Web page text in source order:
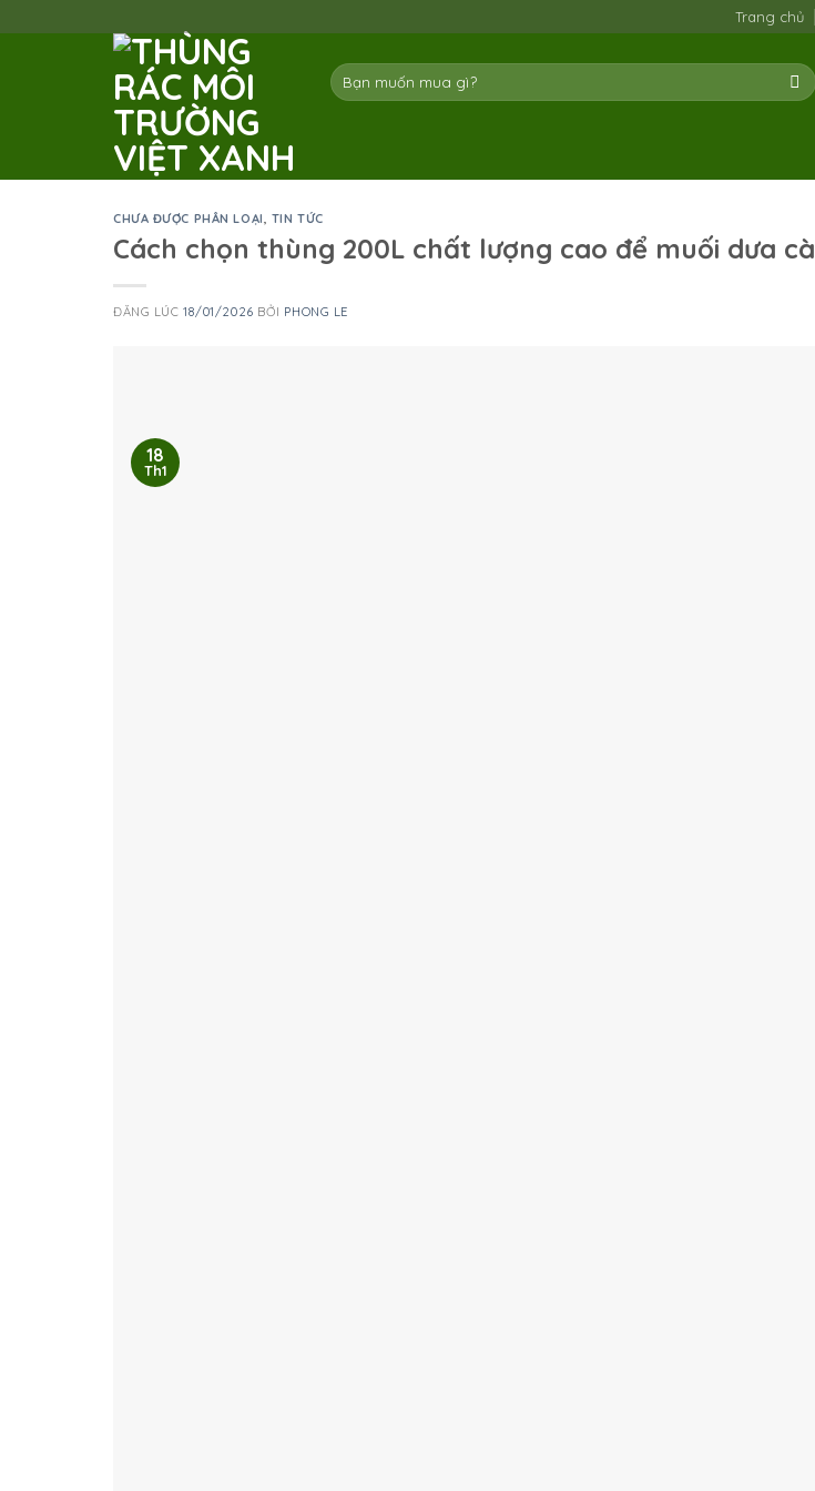
to
Trang chủ
Tìm
kiếm:
CHƯA ĐƯỢC PHÂN LOẠI, TIN TỨC
Cách chọn thùng 200L chất lượng cao để muối dưa cà
ĐĂNG LÚC18/01/2026 BỞI PHONG LE
18
Th1